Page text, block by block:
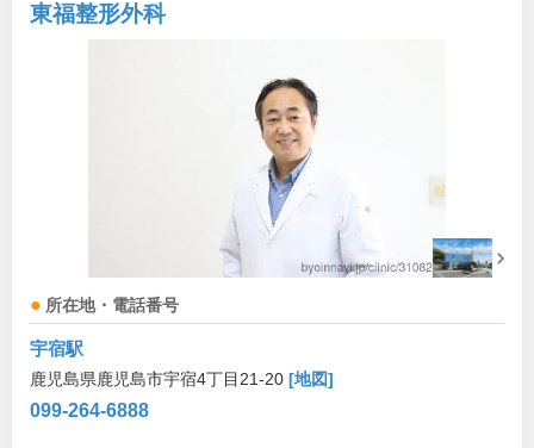
東福整形外科
所在地・電話番号
宇宿駅
鹿児島県鹿児島市宇宿4丁目21-20 [地図]
099-264-6888